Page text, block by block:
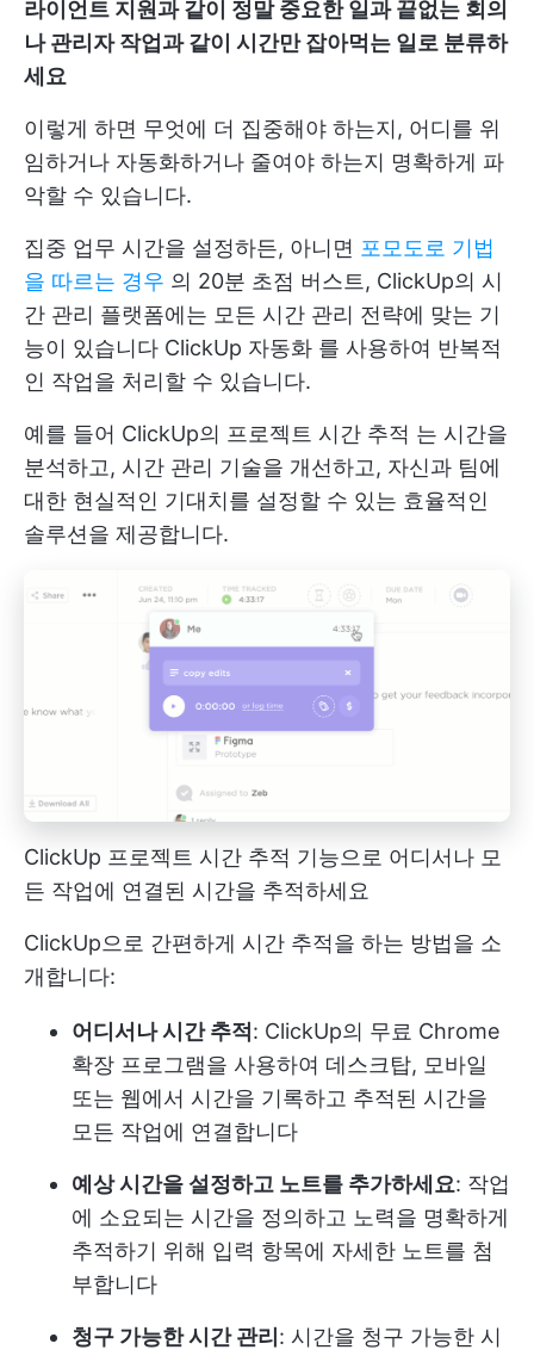
라이언트 지원과 같이 정말 중요한 일과 끝없는 회의
나 관리자 작업과 같이 시간만 잡아먹는 일로 분류하
세요
이렇게 하면 무엇에 더 집중해야 하는지, 어디를 위
임하거나 자동화하거나 줄여야 하는지 명확하게 파
악할 수 있습니다.
집중 업무 시간을 설정하든, 아니면 포모도로 기법
을 따르는 경우 의 20분 초점 버스트, ClickUp의 시
간 관리 플랫폼에는 모든 시간 관리 전략에 맞는 기
능이 있습니다 ClickUp 자동화 를 사용하여 반복적
인 작업을 처리할 수 있습니다.
예를 들어 ClickUp의 프로젝트 시간 추적 는 시간을
분석하고, 시간 관리 기술을 개선하고, 자신과 팀에
대한 현실적인 기대치를 설정할 수 있는 효율적인
솔루션을 제공합니다.
ClickUp 프로젝트 시간 추적 기능으로 어디서나 모
든 작업에 연결된 시간을 추적하세요
ClickUp으로 간편하게 시간 추적을 하는 방법을 소
개합니다:
어디서나 시간 추적 : ClickUp의 무료 Chrome
확장 프로그램을 사용하여 데스크탑, 모바일
또는 웹에서 시간을 기록하고 추적된 시간을
모든 작업에 연결합니다
예상 시간을 설정하고 노트를 추가하세요: 작업
에 소요되는 시간을 정의하고 노력을 명확하게
추적하기 위해 입력 항목에 자세한 노트를 첨
부합니다
청구 가능한 시간 관리 : 시간을 청구 가능한 시